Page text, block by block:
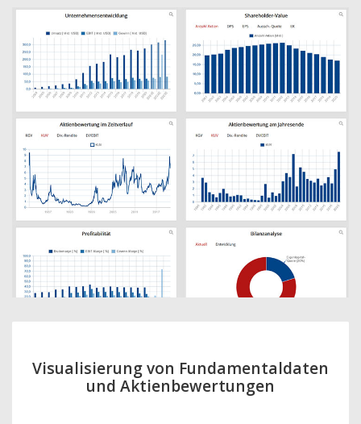
Visualisierung von Fundamentaldaten
und Aktienbewertungen